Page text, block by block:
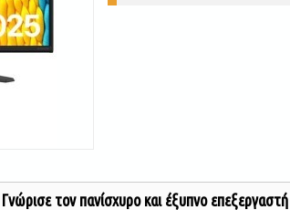
Γνώρισε τον πανίσχυρο και έξυπνο